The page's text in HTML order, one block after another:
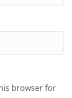
browser for